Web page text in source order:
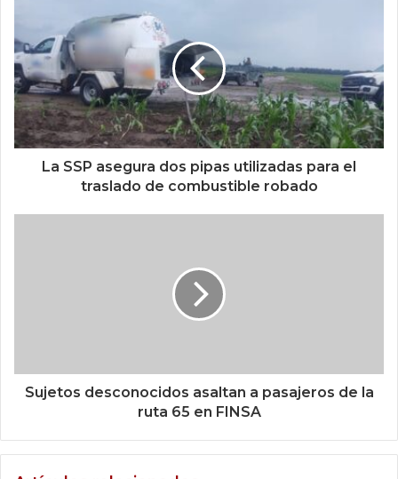
La SSP asegura dos pipas utilizadas para el
traslado de combustible robado
Sujetos desconocidos asaltan a pasajeros de la
ruta 65 en FINSA